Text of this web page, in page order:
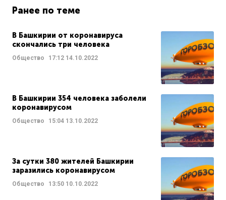
Ранее по теме
В Башкирии от коронавируса
скончались три человека
Общество 17:12 14.10.2022
В Башкирии 354 человека заболели
коронавирусом
Общество 15:04 13.10.2022
За сутки 380 жителей Башкирии
заразились коронавирусом
Общество 13:50 10.10.2022